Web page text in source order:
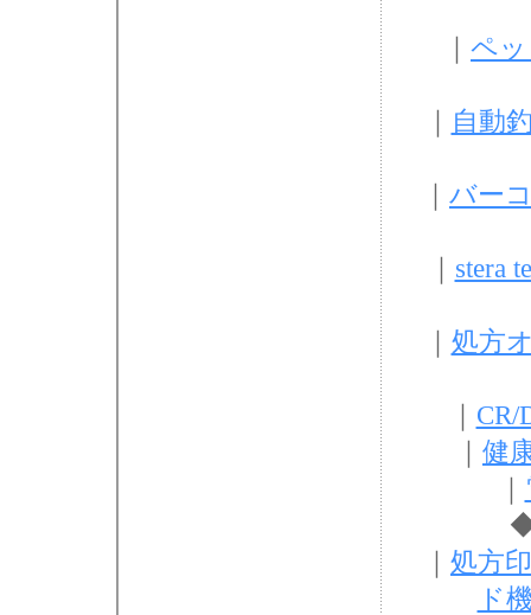
｜ ペ
｜ 自動
｜ バー
｜ stera
｜ 処方
｜ CR/
｜ 健
｜
｜ 処方
ド